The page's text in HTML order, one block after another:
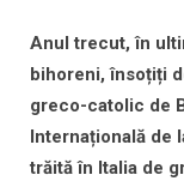
Anul trecut, în
bihoreni, însoțiți
greco-catolic de
Internațională de
trăită în Italia de